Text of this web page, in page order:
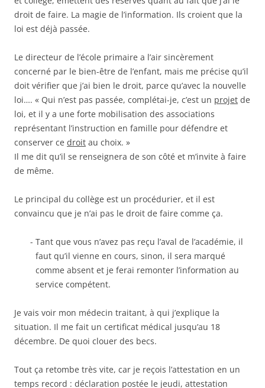
droit de faire. La magie de l’information. Ils croient que la
loi est déjà passée.
Le directeur de l’école primaire a l’air sincèrement
concerné par le bien-être de l’enfant, mais me précise qu’il
doit vérifier que j’ai bien le droit, parce qu’avec la nouvelle
loi…. « Qui n’est pas passée, complétai-je, c’est un projet de
loi, et il y a une forte mobilisation des associations
représentant l’instruction en famille pour défendre et
conserver ce droit au choix. »
Il me dit qu’il se renseignera de son côté et m’invite à faire
de même.
Le principal du collège est un procédurier, et il est
convaincu que je n’ai pas le droit de faire comme ça.
Tant que vous n’avez pas reçu l’aval de l’académie, il
faut qu’il vienne en cours, sinon, il sera marqué
comme absent et je ferai remonter l’information au
service compétent.
Je vais voir mon médecin traitant, à qui j’explique la
situation. Il me fait un certificat médical jusqu’au 18
décembre. De quoi clouer des becs.
Tout ça retombe très vite, car je reçois l’attestation en un
temps record : déclaration postée le jeudi, attestation